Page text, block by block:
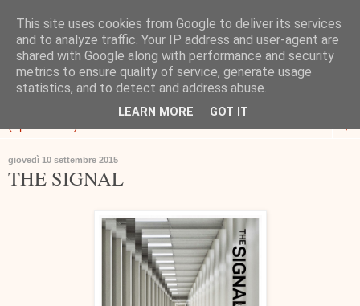
▼
giovedì 10 settembre 2015
THE SIGNAL
This site uses cookies from Google to deliver its services
and to analyze traffic. Your IP address and user-agent are
shared with Google along with performance and security
metrics to ensure quality of service, generate usage
statistics, and to detect and address abuse.
LEARN MORE GOT IT